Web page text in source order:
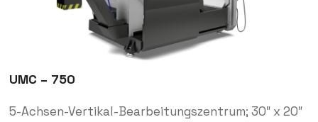
UMC – 750
5-Achsen-Vertikal-Bearbeitungszentrum; 30″ x 20″